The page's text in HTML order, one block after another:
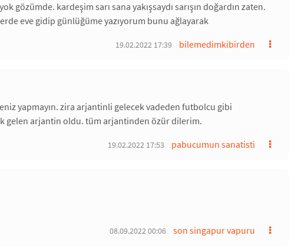
gözümde. kardeşim sarı sana yakışsaydı sarışın doğardın zaten.
eve gidip günlüğüme yazıyorum bunu ağlayarak
bilemedimkibirden
19.02.2022 17:39
yapmayın. zira arjantinli gelecek vadeden futbolcu gibi
gelen arjantin oldu. tüm arjantinden özür dilerim.
pabucumun sanatisti
19.02.2022 17:53
son singapur vapuru
08.09.2022 00:06